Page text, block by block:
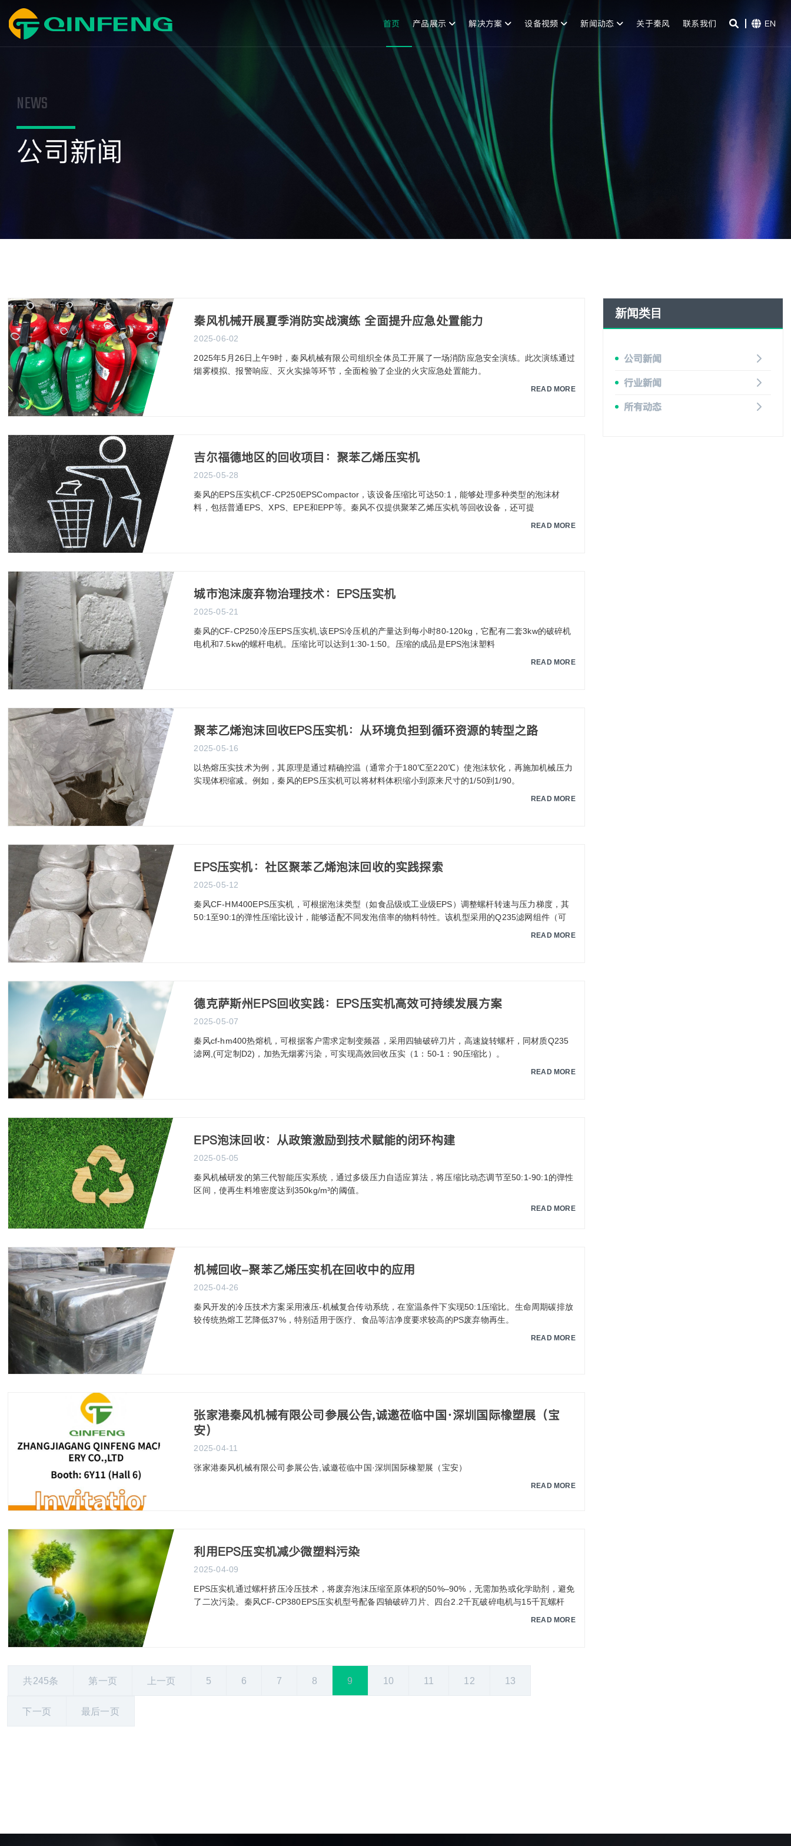
首页 产品展示 解决方案 设备视频 新闻动态 关于秦风 联系我们 EN
NEWS
公司新闻
秦风机械开展夏季消防实战演练 全面提升应急处置能力
2025-06-02
2025年5月26日上午9时，秦风机械有限公司组织全体员工开展了一场消防应急安全演练。此次演练通过
烟雾模拟、报警响应、灭火实操等环节，全面检验了企业的火灾应急处置能力。
READ MORE
吉尔福德地区的回收项目：聚苯乙烯压实机
2025-05-28
秦风的EPS压实机CF-CP250EPSCompactor，该设备压缩比可达50:1，能够处理多种类型的泡沫材
料，包括普通EPS、XPS、EPE和EPP等。秦风不仅提供聚苯乙烯压实机等回收设备，还可提
READ MORE
城市泡沫废弃物治理技术：EPS压实机
2025-05-21
秦风的CF-CP250冷压EPS压实机,该EPS冷压机的产量达到每小时80-120kg，它配有二套3kw的破碎机
电机和7.5kw的螺杆电机。压缩比可以达到1:30-1:50。压缩的成品是EPS泡沫塑料
READ MORE
聚苯乙烯泡沫回收EPS压实机：从环境负担到循环资源的转型之路
2025-05-16
以热熔压实技术为例，其原理是通过精确控温（通常介于180℃至220℃）使泡沫软化，再施加机械压力
实现体积缩减。例如，秦风的EPS压实机可以将材料体积缩小到原来尺寸的1/50到1/90。
READ MORE
EPS压实机：社区聚苯乙烯泡沫回收的实践探索
2025-05-12
秦风CF-HM400EPS压实机，可根据泡沫类型（如食品级或工业级EPS）调整螺杆转速与压力梯度，其
50:1至90:1的弹性压缩比设计，能够适配不同发泡倍率的物料特性。该机型采用的Q235滤网组件（可
READ MORE
德克萨斯州EPS回收实践：EPS压实机高效可持续发展方案
2025-05-07
秦风cf-hm400热熔机，可根据客户需求定制变频器，采用四轴破碎刀片，高速旋转螺杆，同材质Q235
滤网,(可定制D2)，加热无烟雾污染，可实现高效回收压实（1：50-1：90压缩比）。
READ MORE
EPS泡沫回收：从政策激励到技术赋能的闭环构建
2025-05-05
秦风机械研发的第三代智能压实系统，通过多级压力自适应算法，将压缩比动态调节至50:1-90:1的弹性
区间，使再生料堆密度达到350kg/m³的阈值。
READ MORE
机械回收-聚苯乙烯压实机在回收中的应用
2025-04-26
秦风开发的冷压技术方案采用液压-机械复合传动系统，在室温条件下实现50:1压缩比。生命周期碳排放
较传统热熔工艺降低37%，特别适用于医疗、食品等洁净度要求较高的PS废弃物再生。
READ MORE
​张家港秦风机械有限公司参展公告,诚邀莅临中国·深圳国际橡塑展（宝
安）
2025-04-11
​张家港秦风机械有限公司参展公告,诚邀莅临中国·深圳国际橡塑展（宝安）
READ MORE
利用EPS压实机减少微塑料污染
2025-04-09
EPS压实机通过螺杆挤压冷压技术，将废弃泡沫压缩至原体积的50%–90%，无需加热或化学助剂，避免
了二次污染。秦风CF‑CP380EPS压实机型号配备四轴破碎刀片、四台2.2千瓦破碎电机与15千瓦螺杆
READ MORE
共245条 第一页 上一页 5 6 7 8 9 10 11 12 13
下一页 最后一页
新闻类目
公司新闻
行业新闻
所有动态